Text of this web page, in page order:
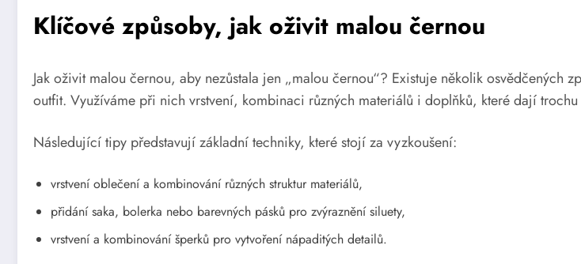
Klíčové způsoby, jak oživit malou černou
Jak oživit malou černou, aby nezůstala jen „malou černou“? Existuje několik
outfit. Využíváme při nich vrstvení, kombinaci různých materiálů i doplňků, které dají
Následující tipy představují základní techniky, které stojí za vyzkoušení:
vrstvení oblečení a kombinování různých struktur materiálů,
přidání saka, bolerka nebo barevných pásků pro zvýraznění siluety,
vrstvení a kombinování šperků pro vytvoření nápaditých detailů.